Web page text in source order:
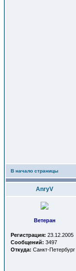
В начало страницы
AnryV
Ветеран
Регистрация: 23.12.2005
Сообщений: 3497
Откуда: Санкт-Петербург